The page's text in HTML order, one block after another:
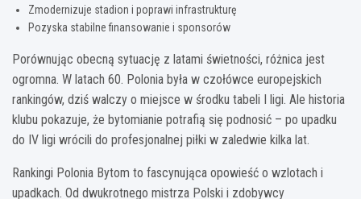
Zmodernizuje stadion i poprawi infrastrukturę
Pozyska stabilne finansowanie i sponsorów
Porównując obecną sytuację z latami świetności, różnica jest
ogromna. W latach 60. Polonia była w czołówce europejskich
rankingów, dziś walczy o miejsce w środku tabeli I ligi. Ale historia
klubu pokazuje, że bytomianie potrafią się podnosić – po upadku
do IV ligi wrócili do profesjonalnej piłki w zaledwie kilka lat.
Rankingi Polonia Bytom to fascynująca opowieść o wzlotach i
upadkach. Od dwukrotnego mistrza Polski i zdobywcy